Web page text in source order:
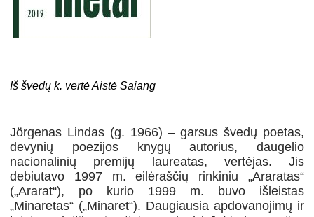
Iš švedų k. vertė Aistė Saiang
Jörgenas Lindas (g. 1966) – garsus švedų poetas,
devynių poezijos knygų autorius, daugelio
nacionalinių premijų laureatas, vertėjas. Jis
debiutavo 1997 m. eilėraščių rinkiniu „Araratas“
(„Ararat“), po kurio 1999 m. buvo išleistas
„Minaretas“ („Minaret“). Daugiausia apdovanojimų ir